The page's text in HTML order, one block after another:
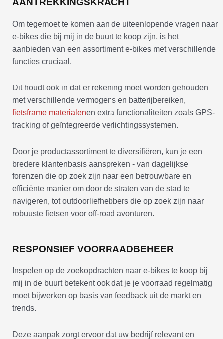
AANTREKKINGSKRACHT
Om tegemoet te komen aan de uiteenlopende vragen naar
e-bikes die bij mij in de buurt te koop zijn, is het
aanbieden van een assortiment e-bikes met verschillende
functies cruciaal.
Dit houdt ook in dat er rekening moet worden gehouden
met verschillende vermogens en batterijbereiken,
fietsframe materialenen extra functionaliteiten zoals GPS-
tracking of geïntegreerde verlichtingssystemen.
Door je productassortiment te diversifiëren, kun je een
bredere klantenbasis aanspreken - van dagelijkse
forenzen die op zoek zijn naar een betrouwbare en
efficiënte manier om door de straten van de stad te
navigeren, tot outdoorliefhebbers die op zoek zijn naar
robuuste fietsen voor off-road avonturen.
RESPONSIEF VOORRAADBEHEER
Inspelen op de zoekopdrachten naar e-bikes te koop bij
mij in de buurt betekent ook dat je je voorraad regelmatig
moet bijwerken op basis van feedback uit de markt en
trends.
Deze aanpak zorgt ervoor dat uw bedrijf relevant en